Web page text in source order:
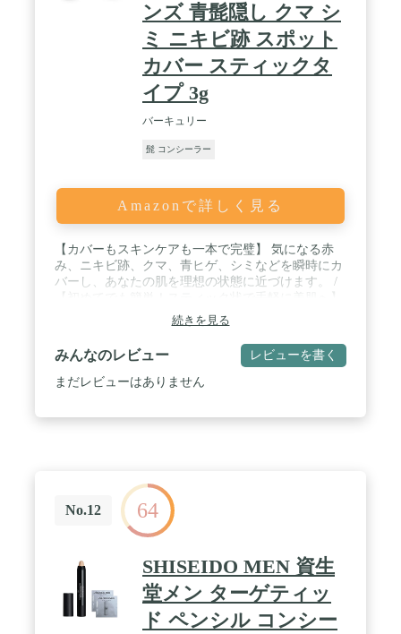
ンズ 青髭隠し クマ シ
ミ ニキビ跡 スポット
カバー スティックタ
イプ 3g
バーキュリー
髭 コンシーラー
Amazonで詳しく見る
【カバーもスキンケアも一本で完璧】 気になる赤
み、ニキビ跡、クマ、青ヒゲ、シミなどを瞬時にカ
バーし、あなたの肌を理想の状態に近づけます。 /
このメンズコンシーラーはスティック状に設計され
ているため、気になる部分に直塗りできるのが特徴
です。ノンストレスで、短時間で最高のカバー力を
実現。忙しい毎日でも、美しさを手に入れる時間を
作ることができます。 / 【男性の肌に特化したスキ
ています。 / 【ストレッチ設計で肌に優しくピタッ
と密着】 やわらかくなめらかなタッチで肌にきれい
に塗布しやすいだけでなく、密着ストレッチ設計に
よって肌への密着性も両立。2種類の真球状パウダ
ーを採用し、絶妙な使用感と長時間のキープ力を実
現します。一度塗れば、一日中安心して過ごせま
す。 / 【こんな方におすすめ】 肌を綺麗にみせた
い。クマ・シミ・ニキビ跡を隠したい。デート・結
婚式・同窓会などのイベント事で肌を綺麗にみせた
続きを見る
みんなのレビュー レビューを書く
まだレビューはありません
No.12 64
SHISEIDO MEN 資生
堂メン ターゲティッ
ド ペンシル コンシー